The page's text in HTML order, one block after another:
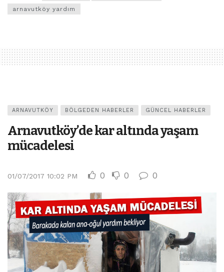
arnavutköy yardım
ARNAVUTKÖY BÖLGEDEN HABERLER GÜNCEL HABERLER
Arnavutköy’de kar altında yaşam
mücadelesi
01/07/2017 10:02 PM 0 0 0